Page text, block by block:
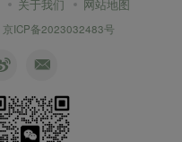
关于我们 网站地图
京ICP备2023032483号